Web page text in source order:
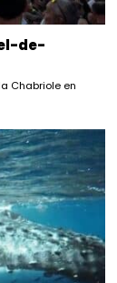
de-
Chabriole en